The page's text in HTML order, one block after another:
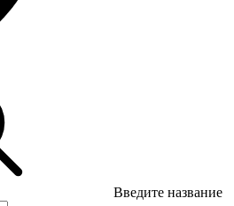
Введите название